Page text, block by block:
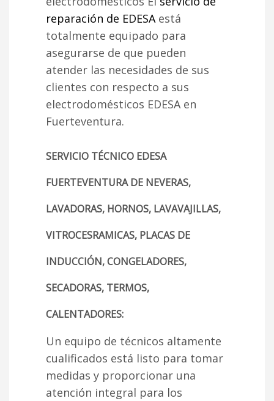
reparación de EDESAestá
totalmente equipado para
asegurarse de que pueden
atender las necesidades de sus
clientes con respecto a sus
electrodomésticos EDESA en
Fuerteventura.
SERVICIO TÉCNICO EDESA
FUERTEVENTURA DE NEVERAS,
LAVADORAS, HORNOS, LAVAVAJILLAS,
VITROCESRAMICAS, PLACAS DE
INDUCCIÓN, CONGELADORES,
SECADORAS, TERMOS,
CALENTADORES:
Un equipo de técnicos altamente
cualificados está listo para tomar
medidas y proporcionar una
atención integral para los